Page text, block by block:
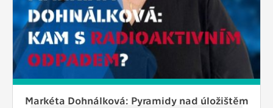
Markéta Dohnálková: Pyramidy nad úložištěm